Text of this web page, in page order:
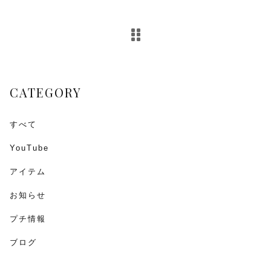
CATEGORY
すべて
YouTube
アイテム
お知らせ
プチ情報
ブログ